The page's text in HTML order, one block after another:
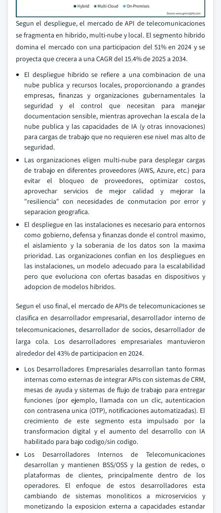
Segun el despliegue, el mercado de API de telecomunicaciones
se fragmenta en hibrido, multi-nube y local. El segmento hibrido
domina el mercado con una participacion del 51% en 2024 y se
proyecta que crecera a una CAGR del 15.4% de 2025 a 2034.
El despliegue hibrido se refiere a una combinacion de una
nube publica y recursos locales, proporcionando a grandes
empresas, finanzas y organizaciones gubernamentales la
seguridad y el control que necesitan para manejar
documentacion sensible, mientras aprovechan la escala de la
nube publica y las capacidades de IA (y otras innovaciones)
para cargas de trabajo que no requieren ese nivel mas alto de
seguridad.
Las organizaciones eligen multi-nube para desplegar cargas
de trabajo en diferentes proveedores (AWS, Azure, etc.) para
evitar el bloqueo de proveedores, optimizar costos,
aprovechar servicios de mejor calidad y mejorar la
"resiliencia" con necesidades de conmutacion por error y
separacion geografica.
El despliegue en las instalaciones es necesario para entornos
como gobierno, defensa y finanzas donde el control maximo,
el aislamiento y la soberania de los datos son la maxima
prioridad. Las organizaciones confian en los despliegues en
las instalaciones, un modelo adecuado para la escalabilidad
pero que evoluciona con ofertas basadas en dispositivos y
adopcion de modelos hibridos.
Segun el uso final, el mercado de APIs de telecomunicaciones se
clasifica en desarrollador empresarial, desarrollador interno de
telecomunicaciones, desarrollador de socios, desarrollador de
larga cola. Los desarrolladores empresariales mantuvieron
alrededor del 43% de participacion en 2024.
Los Desarrolladores Empresariales desarrollan tanto formas
internas como externas de integrar APIs con sistemas de CRM,
mesas de ayuda y sistemas de flujo de trabajo para entregar
funciones (por ejemplo, llamada con un clic, autenticacion
con contrasena unica (OTP), notificaciones automatizadas). El
crecimiento de este segmento esta impulsado por la
transformacion digital y el aumento del desarrollo con IA
habilitado para bajo codigo/sin codigo.
Los Desarrolladores Internos de Telecomunicaciones
desarrollan y mantienen BSS/OSS y la gestion de redes, o
plataformas de clientes, principalmente dentro de los
operadores. El enfoque de estos desarrolladores esta
cambiando de sistemas monoliticos a microservicios y
monetizando la exposicion externa a capacidades estandar